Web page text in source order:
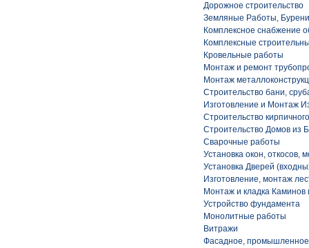
Дорожное строительство
Земляные Работы,
Комплексное снабжение
Комплексные
Кровельные работы
Монтаж и ремонт
Монтаж
Строительство бани,
Изготовление и Монтаж
Строительство
Строительство Домов из
Сварочные работы
Установка окон, откосов,
Установка Дверей
Изготовление, монтаж
Монтаж и кладка
Устройство фундамента
Монолитные работы
Витражи
Фасадное, промышленное